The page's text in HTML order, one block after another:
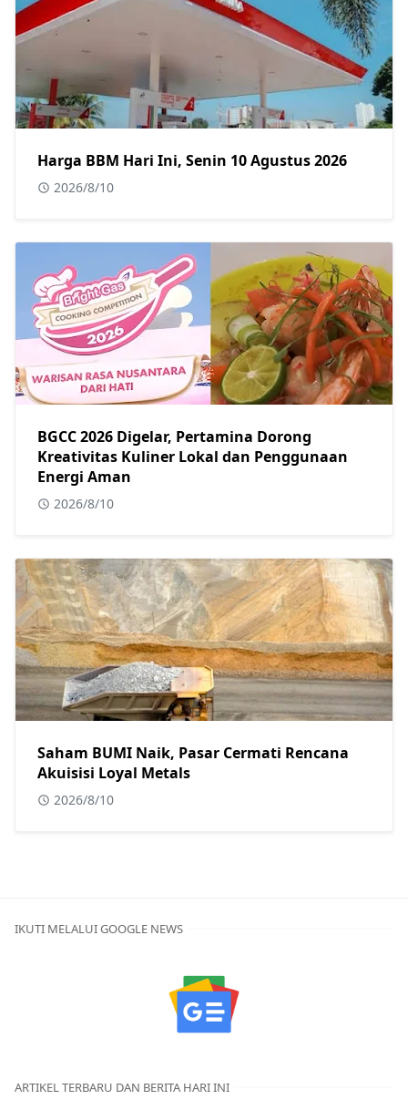
Harga BBM Hari Ini, Senin 10 Agustus 2026
2026/8/10
BGCC 2026 Digelar, Pertamina Dorong
Kreativitas Kuliner Lokal dan Penggunaan
Energi Aman
2026/8/10
Saham BUMI Naik, Pasar Cermati Rencana
Akuisisi Loyal Metals
2026/8/10
IKUTI MELALUI GOOGLE NEWS
ARTIKEL TERBARU DAN BERITA HARI INI